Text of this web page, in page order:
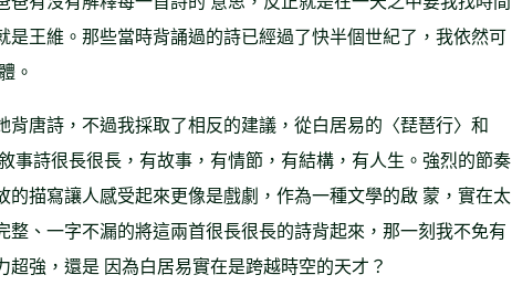
是王維。那些當時背誦過的詩已經過了快半個世紀了，我依然可
。
唐詩，不過我採取了相反的建議，從白居易的〈琵琶行〉和
事詩很長很長，有故事，有情節，有結構，有人生。強烈的節奏
的描寫讓人感受起來更像是戲劇，作為一種文學的啟 蒙，實在太
、一字不漏的將這兩首很長很長的詩背起來，那一刻我不免有
強，還是 因為白居易實在是跨越時空的天才？